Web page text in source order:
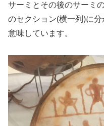
サーミとその後のサーミ
のセクション(横一列)に
意味しています。